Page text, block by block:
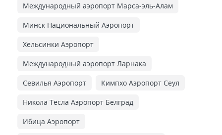
Международный аэропорт Марса-эль-Алам
Минск Национальный Аэропорт
Хельсинки Аэропорт
Международный аэропорт Ларнака
Севилья Аэропорт Кимпхо Аэропорт Сеул
Никола Тесла Аэропорт Белград
Ибица Аэропорт